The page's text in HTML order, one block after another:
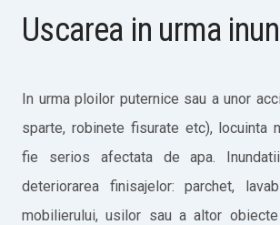
Uscarea in urma
In urma ploilor puternice sau a unor
sparte, robinete fisurate etc), locuinta
fie serios afectata de apa.
deteriorarea finisajelor: parchet,
mobilierului, usilor sau a altor